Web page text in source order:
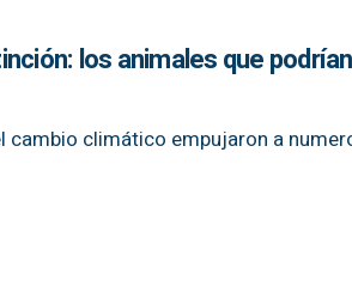
los animales que
cambio climático empujaron a